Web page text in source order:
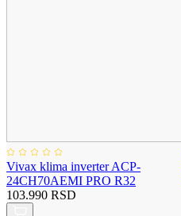
Vivax klima inverter ACP-
24CH70AEMI PRO R32
103.990 RSD